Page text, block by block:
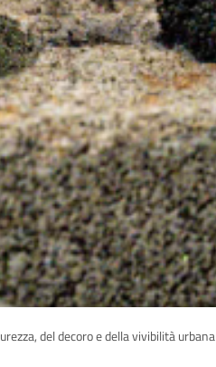
del decoro e della vivibilità urbana